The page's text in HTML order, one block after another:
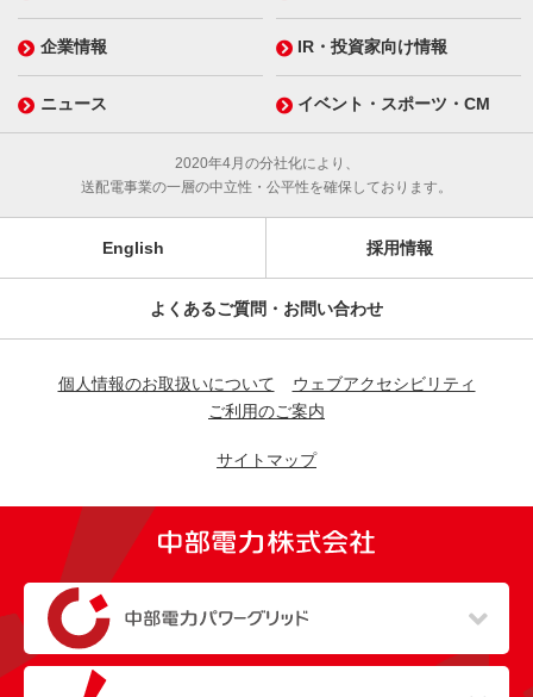
企業情報 IR・投資家向け情報
ニュース イベント・スポーツ・CM
2020年4月の分社化により、
送配電事業の一層の中立性・公平性を確保しております。
English 採用情報
よくあるご質問・お問い合わせ
個人情報のお取扱いについて
ウェブアクセシビリティ
ご利用のご案内
サイトマップ
（新しいウィンドウを開きます）